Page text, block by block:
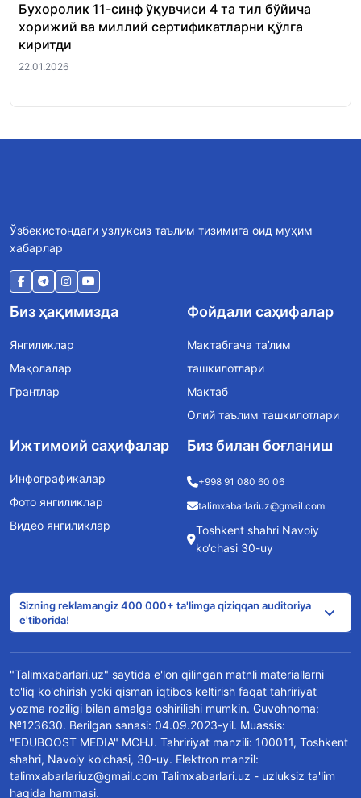
Бухоролик 11-синф ўқувчиси 4 та тил бўйича
хорижий ва миллий сертификатларни қўлга
киритди
22.01.2026
Ўзбекистондаги узлуксиз таълим тизимига оид муҳим
хабарлар
Биз ҳақимизда
Янгиликлар
Мақолалар
Грантлар
Фойдали саҳифалар
Мактабгача та’лим
ташкилотлари
Мактаб
Олий таълим ташкилотлари
Ижтимоий саҳифалар
Инфографикалар
Фото янгиликлар
Видео янгиликлар
Биз билан боғланиш
+998 91 080 60 06
talimxabarlariuz@gmail.com
Toshkent shahri Navoiy
ko‘chasi 30-uy
Sizning reklamangiz 400 000+ ta'limga qiziqqan auditoriya
e'tiborida!
"Talimxabarlari.uz" saytida e'lon qilingan matnli materiallarni
to'liq ko'chirish yoki qisman iqtibos keltirish faqat tahririyat
yozma roziligi bilan amalga oshirilishi mumkin. Guvohnoma:
№123630. Berilgan sanasi: 04.09.2023-yil. Muassis:
"EDUBOOST MEDIA" MCHJ. Tahririyat manzili: 100011, Toshkent
shahri, Navoiy ko'chasi, 30-uy. Elektron manzil:
talimxabarlariuz@gmail.com Talimxabarlari.uz - uzluksiz ta'lim
haqida hammasi.